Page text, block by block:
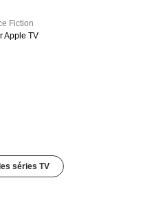
Fiction
Apple TV
séries TV